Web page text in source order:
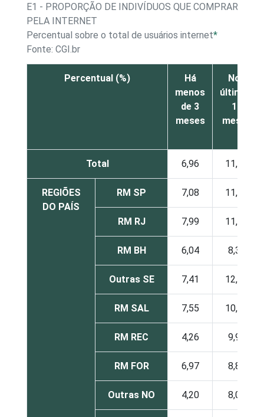
E1 - PROPORÇÃO DE INDIVÍDUOS QUE COMPRARAM
PELA INTERNET
Percentual sobre o total de usuários internet*
Fonte: CGI.br
Percentual (%)
Há
menos
de 3
meses
Nos
últimos
12
meses
Total 6,96 11,72
REGIÕES
DO PAÍS
RM SP 7,08 11,77
RM RJ 7,99 11,75
RM BH 6,04 8,36
Outras SE 7,41 12,64
RM SAL 7,55 10,22
RM REC 4,26 9,94
RM FOR 6,97 8,82
Outras NO 4,20 8,03